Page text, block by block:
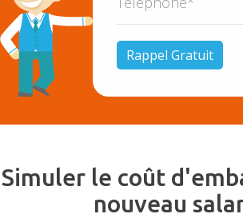
Simuler le coût
nouveau